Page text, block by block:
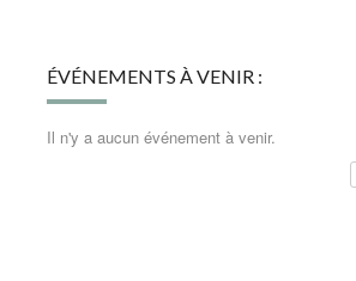
ÉVÉNEMENTS À VENIR :
Il n'y a aucun événement à venir.